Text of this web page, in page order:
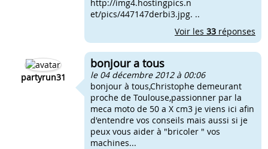
http://img4.hostingpics.n
et/pics/447147derbi3.jpg. ..
Voir les 33 réponses
partyrun31
bonjour a tous
le 04 décembre 2012 à 00:06
bonjour à tous,Christophe demeurant
proche de Toulouse,passionner par la
meca moto de 50 a X cm3 je viens ici afin
d'entendre vos conseils mais aussi si je
peux vous aider à "bricoler " vos
machines...